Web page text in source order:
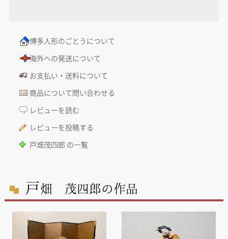
博多人形のごとうについて
海外への発送について
お支払い・送料について
商品について問い合わせる
レビューを読む
レビューを投稿する
戸畑茂四郎 の一覧
戸畑 茂四郎の作品